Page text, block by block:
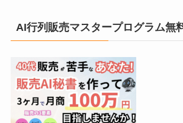
AI行列販売マスタープログラム無